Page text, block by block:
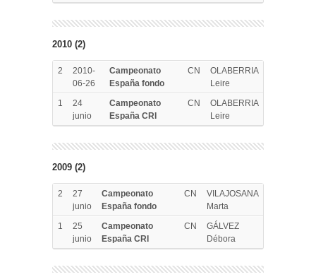
2010 (2)
2
2010-
06-26
Campeonato
España fondo
CN
OLABERRIA
Leire
1
24
junio
Campeonato
España CRI
CN
OLABERRIA
Leire
2009 (2)
2
27
junio
Campeonato
España fondo
CN
VILAJOSANA
Marta
1
25
junio
Campeonato
España CRI
CN
GÁLVEZ
Débora